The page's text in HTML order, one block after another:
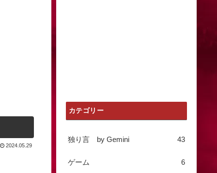
2024.05.29
カテゴリー
独り言 by Gemini 43
ゲーム 6